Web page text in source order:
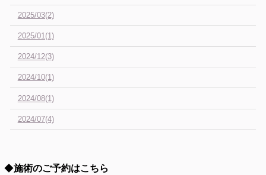
2025/03(2)
2025/01(1)
2024/12(3)
2024/10(1)
2024/08(1)
2024/07(4)
◆施術のご予約はこちら